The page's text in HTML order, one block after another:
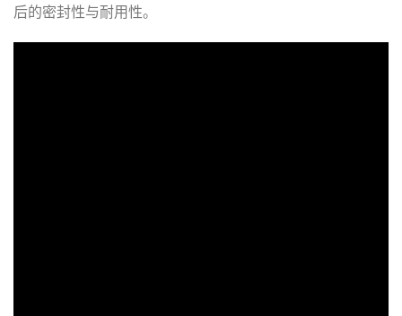
后的密封性与耐用性。